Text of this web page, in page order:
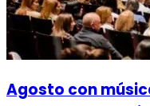
Agosto con